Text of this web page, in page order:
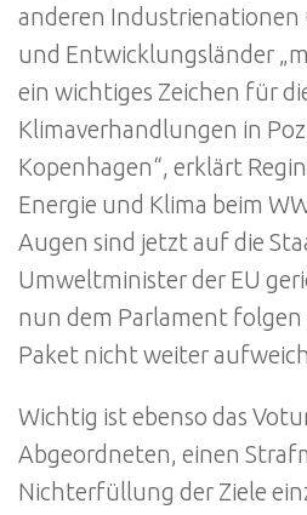
anderen Industrienationen
und Entwicklungsländer
ein wichtiges Zeichen für
Klimaverhandlungen in
Kopenhagen“, erklärt
Energie und Klima beim
Augen sind jetzt auf die
Umweltminister der EU
nun dem Parlament
Paket nicht weiter
Wichtig ist ebenso das
Abgeordneten, einen
Nichterfüllung der Ziele